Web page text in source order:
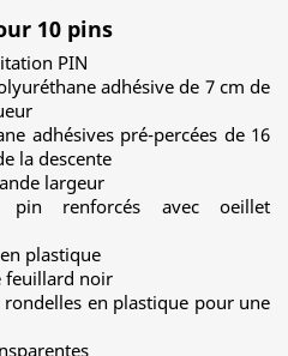
10 pins
PIN
adhésive de 7 cm de
adhésives pré-percées de 16
la descente
largeur
renforcés avec oeillet
plastique
feuillard noir
rondelles en plastique pour une